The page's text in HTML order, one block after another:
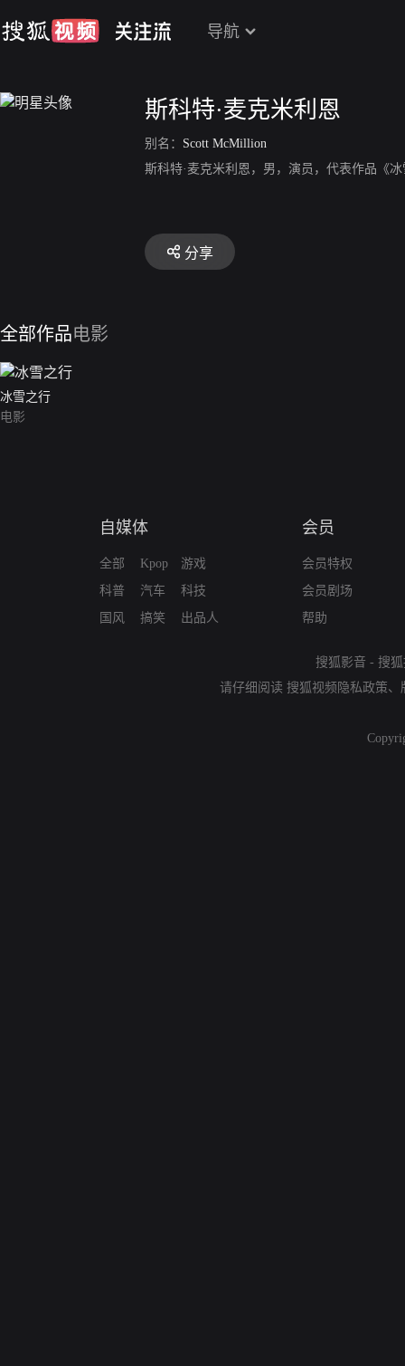
导航
斯科特·麦克米利恩
别名： Scott McMillion
斯科特·麦克米利恩，男，演员，代表作品《
分享
全部作品电影
冰雪之行
电影
自媒体
全部
科普
国风
Kpop
汽车
搞笑
游戏
科技
出品人
会员
会员特权
会员剧场
帮助
搜狐影音 - 搜
请仔细阅读 搜狐视频隐私政策、